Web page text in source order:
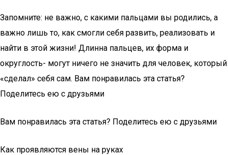
Запомните: не важно, с какими пальцами вы родились, а
важно лишь то, как смогли себя развить, реализовать и
найти в этой жизни! Длинна пальцев, их форма и
округлость- могут ничего не значить для человек, который
«сделал» себя сам. Вам понравилась эта статья?
Поделитесь ею с друзьями
Вам понравилась эта статья? Поделитесь ею с друзьями
Как проявляются вены на руках